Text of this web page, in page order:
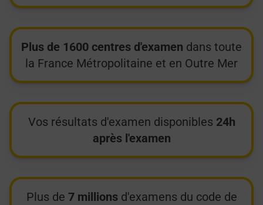
Plus de 1600 centres d'examen dans toute
la France Métropolitaine et en Outre Mer
Vos résultats d'examen disponibles 24h
après l'examen
Plus de 7 millionsd'examens du code de